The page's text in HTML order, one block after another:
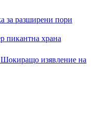
за разширени пори
пикантна храна
изявление на